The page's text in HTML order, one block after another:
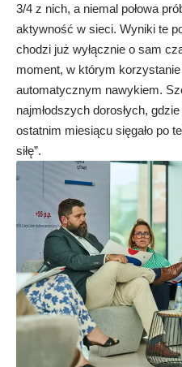
3/4 z nich, a niemal połowa
aktywność w sieci. Wyniki te
chodzi już wyłącznie o sam
moment, w którym
automatycznym nawykiem.
najmłodszych dorosłych,
ostatnim miesiącu sięgało po
siłę”.